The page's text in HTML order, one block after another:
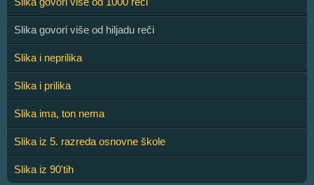
Slika govori više od hiljadu reči
Slika i neprilika
Slika i prilika
Slika ima, ton nema
Slika iz 5. razreda osnovne škole
Slika iz 90'tih